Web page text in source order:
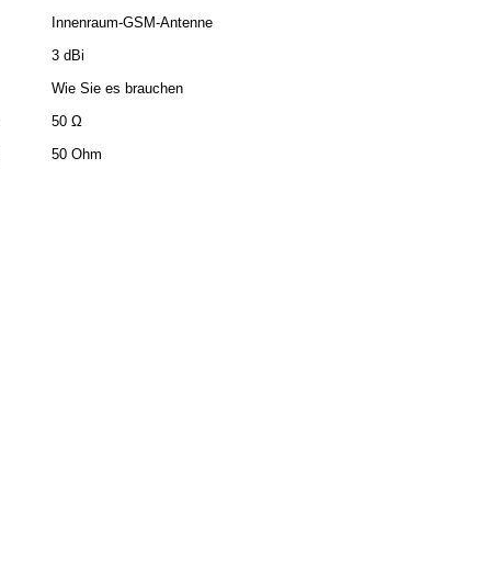
Innenraum-GSM-Antenne
3 dBi
Wie Sie es brauchen
50 Ω
50 Ohm